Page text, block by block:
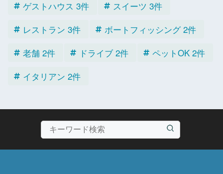
ゲストハウス 3件
スイーツ 3件
レストラン 3件
ボートフィッシング 2件
老舗 2件
ドライブ 2件
ペットOK 2件
イタリアン 2件